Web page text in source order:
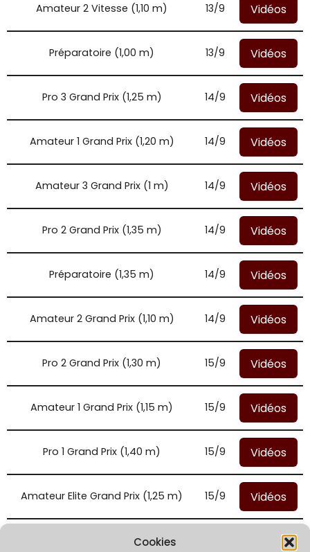
Cookies
Amateur 2 Vitesse (1,10 m) 13/9 Vidéos
Préparatoire (1,00 m) 13/9 Vidéos
Pro 3 Grand Prix (1,25 m) 14/9 Vidéos
Amateur 1 Grand Prix (1,20 m) 14/9 Vidéos
Amateur 3 Grand Prix (1 m) 14/9 Vidéos
Pro 2 Grand Prix (1,35 m) 14/9 Vidéos
Préparatoire (1,35 m) 14/9 Vidéos
Amateur 2 Grand Prix (1,10 m) 14/9 Vidéos
Pro 2 Grand Prix (1,30 m) 15/9 Vidéos
Amateur 1 Grand Prix (1,15 m) 15/9 Vidéos
Pro 1 Grand Prix (1,40 m) 15/9 Vidéos
Amateur Elite Grand Prix (1,25 m) 15/9 Vidéos
Amateur 2 Grand Prix (1,05 m) Vidéos